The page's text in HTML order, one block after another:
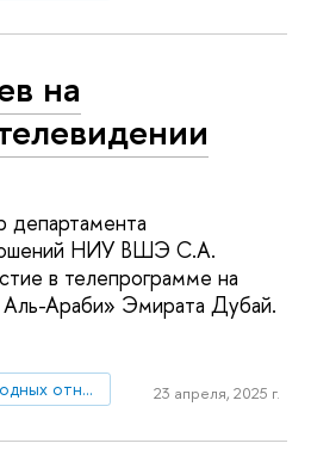
на
департамента
НИУ ВШЭ С.А.
в телепрограмме на
Араби» Эмирата Дубай.
Департамент международных отношений
23 апреля, 2025 г.